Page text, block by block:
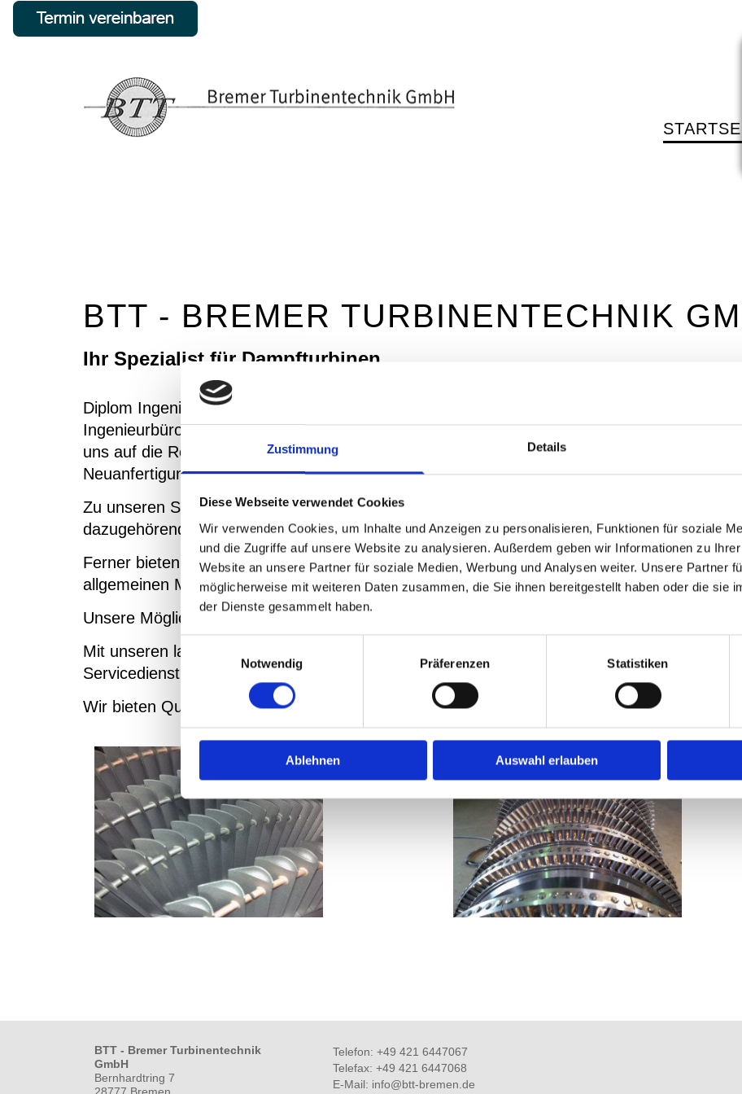
Zustimmung Details
Diese Webseite verwendet Cookies
Wir verwenden Cookies, um Inhalte und Anzeigen zu personalisieren, Funktionen für soziale
und die Zugriffe auf unsere Website zu analysieren. Außerdem geben wir Informationen zu
Website an unsere Partner für soziale Medien, Werbung und Analysen weiter. Unsere Partner
möglicherweise mit weiteren Daten zusammen, die Sie ihnen bereitgestellt haben oder die sie
der Dienste gesammelt haben.
Notwendig
Präferenzen Statistiken
Ablehnen Auswahl erlauben
BTT - BREMER TURBINENTECHNIK
Ihr Spezialist für Dampfturbinen
Diplom Ingenieur Reinhard Siemen gründete 1987 d
as Unternehmen BTT-Bremer
Ingenieurbüro für Marinetechnik, mit Schwerpunkt Energie- und Antriebsanlagen für
uns auf die Reparatur von Dampfturbinen und deren Komponenten
in einer 1100 m²
Neuanfertigung von Dampfturbinenteilen ergänzt das Leistungsspektrum.
Zu unseren Spezialgebieten gehört auch das Anfertigen von Dampfturbinenschaufeln,
dazugehörenden Leitapparate - nach Muster, Zeichnung oder Aufmaß.
Ferner bieten wir unseren Kunden durch einen vielseitigen Maschinenpark komplexe
allgemeinen Maschinenbau - drehen, fräsen, bohrwerken und montieren - an.
Unsere Möglichkeiten der mechanischen Bearbeitung haben wir in unserer
Mit unseren langjährigen Mitarbeitern, die ihre Kompetenz und Erfahrung einbringen,
Servicedienstleistung.
Wir bieten Qualität, Zuverlässigkeit und Termintreue.
BTT - Bremer Turbinentechnik
GmbH
Bernhardtring 7
Telefon: +49 421 6447067
Telefax: +49 421 6447068
E-Mail: info@btt-bremen.de